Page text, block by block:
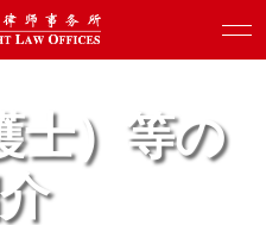
士）等の